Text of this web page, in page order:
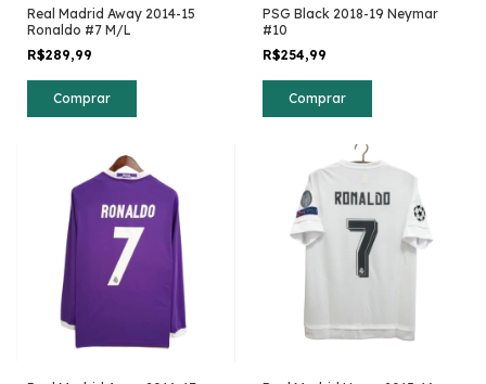
Real Madrid Away 2014-15
Ronaldo #7 M/L
R$289,99
Comprar
PSG Black 2018-19 Neymar
#10
R$254,99
Comprar